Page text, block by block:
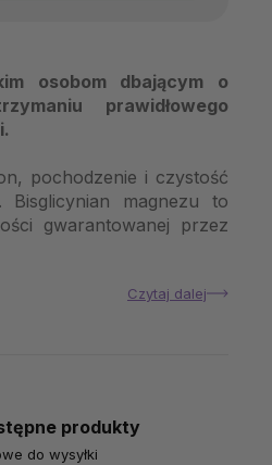
osobom dbającym o
prawidłowego
pochodzenie i czystość
Bisglicynian magnezu to
gwarantowanej przez
Czytaj dalej
produkty
do wysyłki